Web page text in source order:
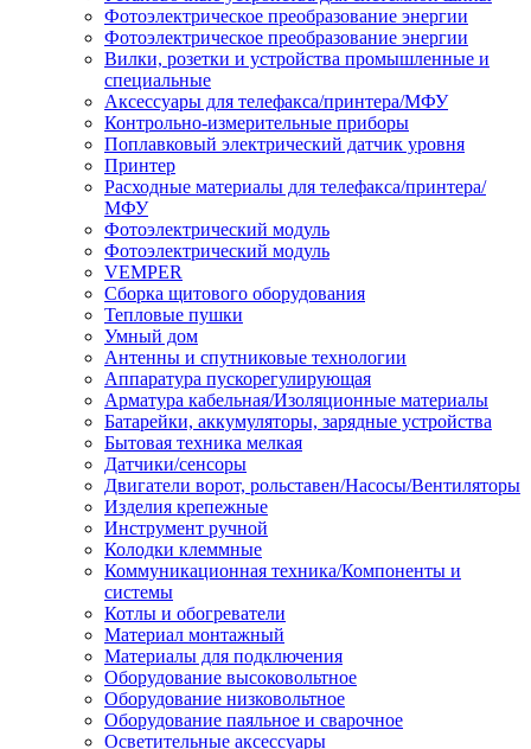
Фотоэлектрическое преобразование энергии
Фотоэлектрическое преобразование энергии
Вилки, розетки и устройства промышленные и
специальные
Аксессуары для телефакса/принтера/МФУ
Контрольно-измерительные приборы
Поплавковый электрический датчик уровня
Принтер
Расходные материалы для телефакса/принтера/
МФУ
Фотоэлектрический модуль
Фотоэлектрический модуль
VEMPER
Сборка щитового оборудования
Тепловые пушки
Умный дом
Антенны и спутниковые технологии
Аппаратура пускорегулирующая
Арматура кабельная/Изоляционные материалы
Батарейки, аккумуляторы, зарядные устройства
Бытовая техника мелкая
Датчики/сенсоры
Двигатели ворот, рольставен/Насосы/Вентиляторы
Изделия крепежные
Инструмент ручной
Колодки клеммные
Коммуникационная техника/Компоненты и
системы
Котлы и обогреватели
Материал монтажный
Материалы для подключения
Оборудование высоковольтное
Оборудование низковольтное
Оборудование паяльное и сварочное
Осветительные аксессуары